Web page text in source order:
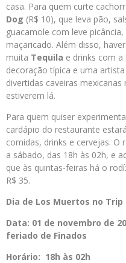
casa. Para quem curte
Dog (R$ 10), que leva pão,
guacamole com leve
maçaricado. Além disso,
muita Tequila e drinks com a
decoração típica e uma artista
divertidas caveiras
estiverem lá.
Para quem quiser
cardápio do restaurante
comidas, drinks e cervejas. O
a sábado, das 18h às 02h, e
que às quintas-feiras há o
R$ 35.
Dia de Los Muertos no Trip
Data: 01 de novembro de
feriado de Finados
Horário: 18h às 02h